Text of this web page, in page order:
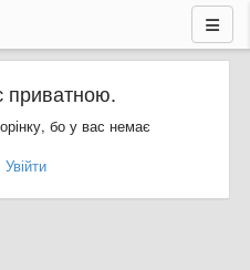
приватною.
бо у вас немає
Увійти